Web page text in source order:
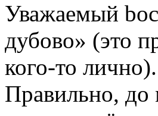
Уважаемый
дубово» (это
кого-то лично).
Правильно, до